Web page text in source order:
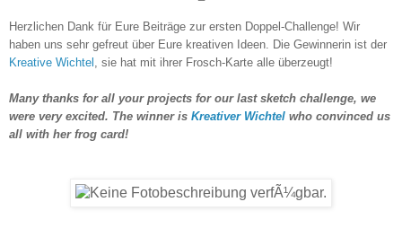
Herzlichen Dank für Eure Beiträge zur ersten Doppel-Challenge! Wir
haben uns sehr gefreut über Eure kreativen Ideen. Die Gewinnerin ist der
Kreative Wichtel , sie hat mit ihrer Frosch-Karte alle überzeugt!
Many thanks for all your projects for our last sketch challenge, we
were very excited. The winner is Kreativer Wichtel who convinced us
all with her frog card!